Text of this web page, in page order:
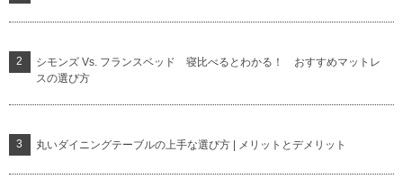
シモンズ Vs. フランスベッド 寝比べるとわかる！ おすすめマットレ
スの選び方
丸いダイニングテーブルの上手な選び方 | メリットとデメリット